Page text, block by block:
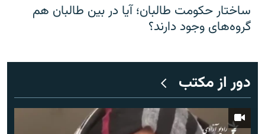
ساختار حکومت طالبان؛ آیا در بین طالبان هم
گروه‌های وجود دارند؟
دور از مکتب